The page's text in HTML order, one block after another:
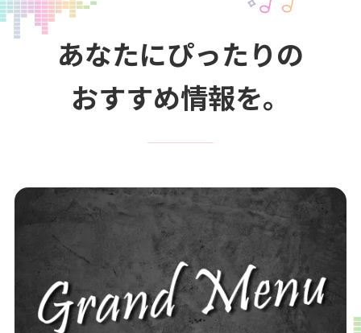
あなたにぴったりの
おすすめ情報を。